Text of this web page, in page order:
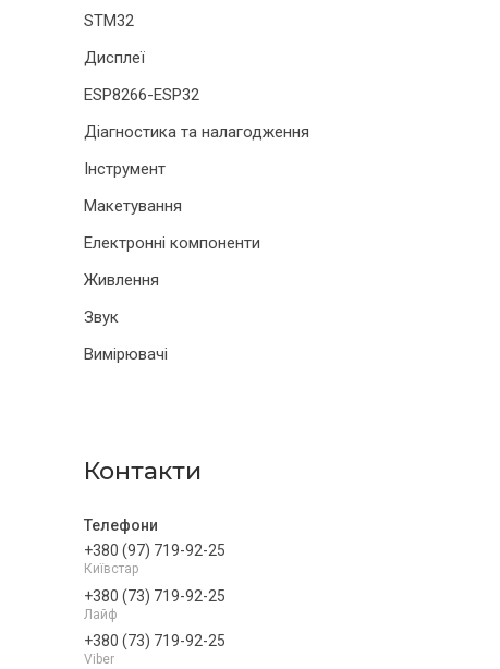
STM32
Дисплеї
ESP8266-ESP32
Діагностика та налагодження
Інструмент
Макетування
Електронні компоненти
Живлення
Звук
Вимірювачі
Контакти
+380 (97) 719-92-25
Київстар
+380 (73) 719-92-25
Лайф
+380 (73) 719-92-25
Viber